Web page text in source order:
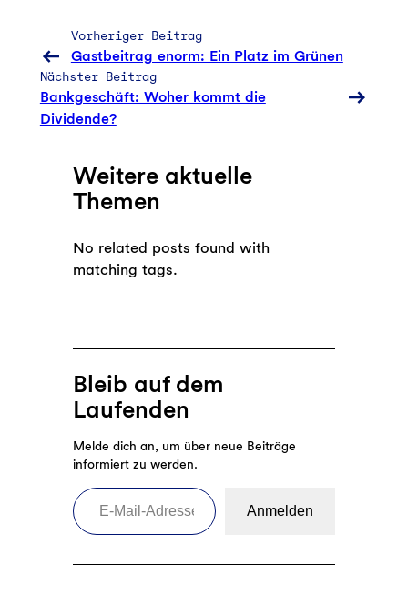
Vorheriger Beitrag
Gastbeitrag enorm: Ein Platz im Grünen
Nächster Beitrag
Bankgeschäft: Woher kommt die
Dividende?
Weitere aktuelle
Themen
No related posts found with
matching tags.
Bleib auf dem
Laufenden
Melde dich an, um über neue Beiträge
informiert zu werden.
E-Mail-Adresse eingeben
Anmelden